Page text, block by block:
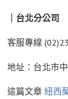
｜台北分公司
客服專線
地址：台北市
這篇文章 紐西